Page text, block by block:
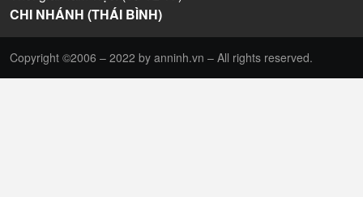
CHI NHÁNH (THÁI BÌNH)
Copyright ©2006 – 2022 by anninh.vn – All rights reserved.